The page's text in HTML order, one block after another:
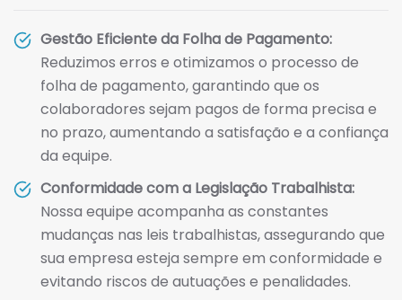
Gestão Eficiente da Folha de Pagamento:
Reduzimos erros e otimizamos o processo de
folha de pagamento, garantindo que os
colaboradores sejam pagos de forma precisa e
no prazo, aumentando a satisfação e a confiança
da equipe.
Conformidade com a Legislação Trabalhista:
Nossa equipe acompanha as constantes
mudanças nas leis trabalhistas, assegurando que
sua empresa esteja sempre em conformidade e
evitando riscos de autuações e penalidades.